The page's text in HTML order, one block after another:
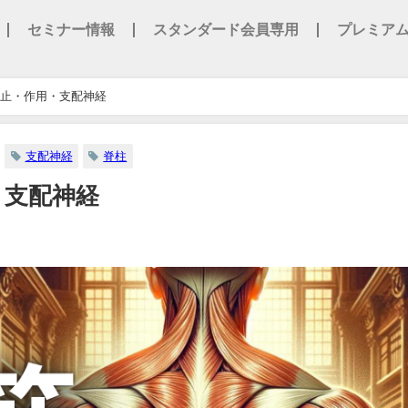
セミナー情報 スタンダード会員専用 プレミア
・作用・支配神経
支配神経 脊柱
配神経